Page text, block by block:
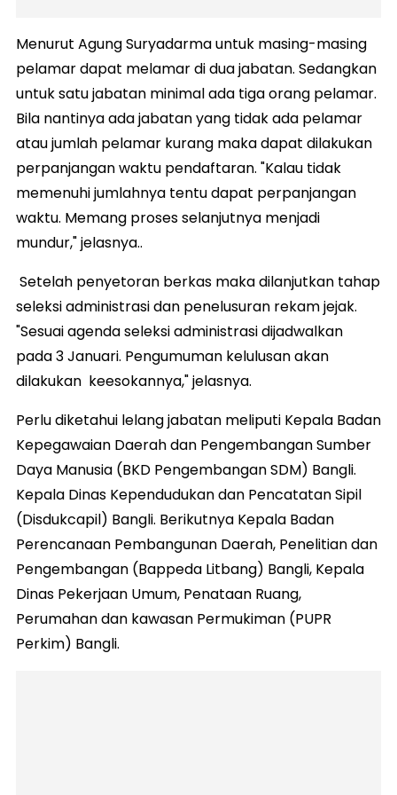
Menurut Agung Suryadarma untuk masing-masing
pelamar dapat melamar di dua jabatan. Sedangkan
untuk satu jabatan minimal ada tiga orang pelamar.
Bila nantinya ada jabatan yang tidak ada pelamar
atau jumlah pelamar kurang maka dapat dilakukan
perpanjangan waktu pendaftaran. "Kalau tidak
memenuhi jumlahnya tentu dapat perpanjangan
waktu. Memang proses selanjutnya menjadi
mundur," jelasnya..
Setelah penyetoran berkas maka dilanjutkan tahap
seleksi administrasi dan penelusuran rekam jejak.
"Sesuai agenda seleksi administrasi dijadwalkan
pada 3 Januari. Pengumuman kelulusan akan
dilakukan keesokannya," jelasnya.
Perlu diketahui lelang jabatan meliputi Kepala Badan
Kepegawaian Daerah dan Pengembangan Sumber
Daya Manusia (BKD Pengembangan SDM) Bangli.
Kepala Dinas Kependudukan dan Pencatatan Sipil
(Disdukcapil) Bangli. Berikutnya Kepala Badan
Perencanaan Pembangunan Daerah, Penelitian dan
Pengembangan (Bappeda Litbang) Bangli, Kepala
Dinas Pekerjaan Umum, Penataan Ruang,
Perumahan dan kawasan Permukiman (PUPR
Perkim) Bangli.